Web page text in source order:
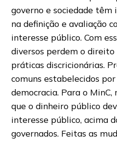
governo e sociedade têm
na definição e avaliação
interesse público. Com
diversos perdem o
práticas discricionárias.
comuns estabelecidos
democracia. Para o
que o dinheiro público
interesse público, acima
governados. Feitas as